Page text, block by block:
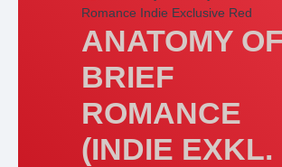
ANATOMY
BRIEF
ROMANCE
(INDIE EXKL.